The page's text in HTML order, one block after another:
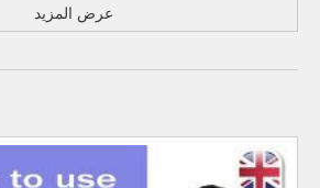
عرض المزيد